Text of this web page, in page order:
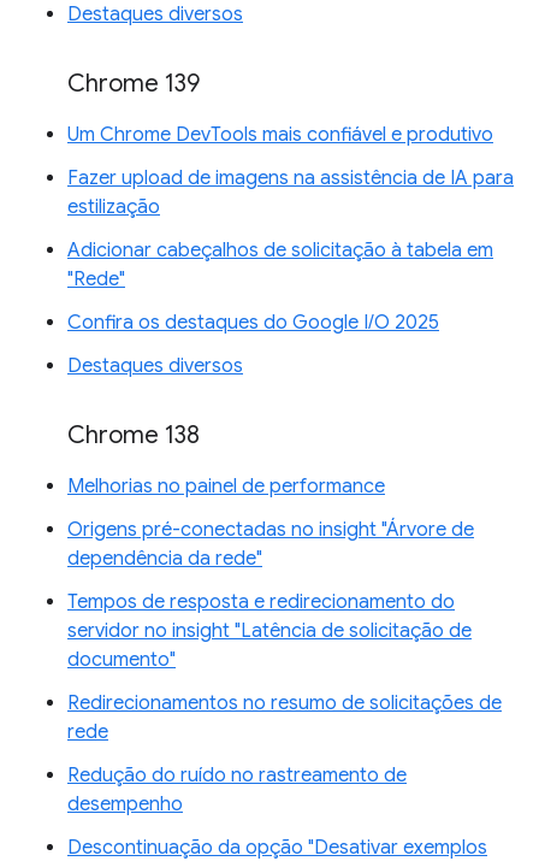
Destaques diversos
Chrome 139
Um Chrome DevTools mais confiável e produtivo
Fazer upload de imagens na assistência de IA para
estilização
Adicionar cabeçalhos de solicitação à tabela em
"Rede"
Confira os destaques do Google I/O 2025
Destaques diversos
Chrome 138
Melhorias no painel de performance
Origens pré-conectadas no insight "Árvore de
dependência da rede"
Tempos de resposta e redirecionamento do
servidor no insight "Latência de solicitação de
documento"
Redirecionamentos no resumo de solicitações de
rede
Redução do ruído no rastreamento de
desempenho
Descontinuação da opção "Desativar exemplos